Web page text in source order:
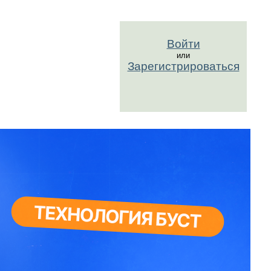
Войти
или
Зарегистрироваться